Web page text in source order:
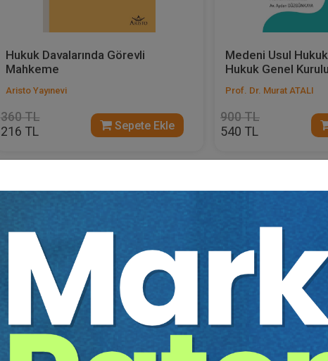
Hukuk Davalarında Görevli
Mahkeme
Aristo Yayınevi
360 TL
216 TL Sepete Ekle
Medeni Usul
Hukuk Genel
Prof. Dr. Murat ATALI
900 TL
540 TL